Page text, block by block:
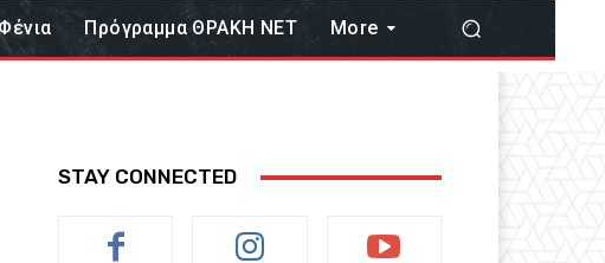
Πρόγραμμα ΘΡΑΚΗ ΝΕΤ More
STAY CONNECTED